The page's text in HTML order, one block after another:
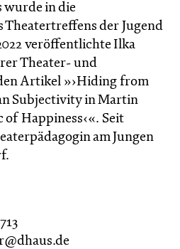
wurde in die
Theatertreffens der Jugend
veröffentlichte Ilka
Theater- und
Artikel »›Hiding from
Subjectivity in Martin
of Happiness‹«. Seit
am Jungen